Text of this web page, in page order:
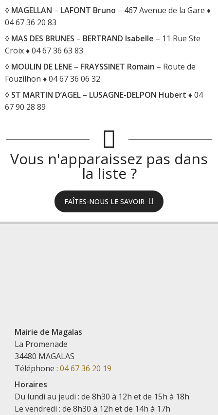
◊ MAGELLAN – LAFONT Bruno – 467 Avenue de la Gare ♦
04 67 36 20 83
◊ MAS DES BRUNES – BERTRAND Isabelle – 11 Rue Ste
Croix ♦ 04 67 36 63 83
◊ MOULIN DE LENE – FRAYSSINET Romain – Route de
Fouzilhon ♦ 04 67 36 06 32
◊ ST MARTIN D’AGEL – LUSAGNE-DELPON Hubert ♦ 04
67 90 28 89
Vous n'apparaissez pas dans
la liste ?
FAÎTES-NOUS LE SAVOIR
Mairie de Magalas
La Promenade
34480 MAGALAS
Téléphone : 04 67 36 20 19
Horaires
Du lundi au jeudi : de 8h30 à 12h et de 15h à 18h
Le vendredi : de 8h30 à 12h et de 14h à 17h